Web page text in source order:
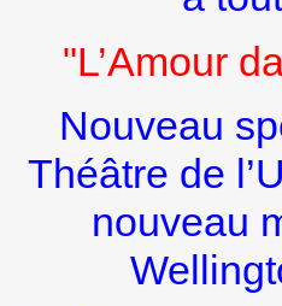
"L’Amour
Nouveau
Théâtre de
nouveau